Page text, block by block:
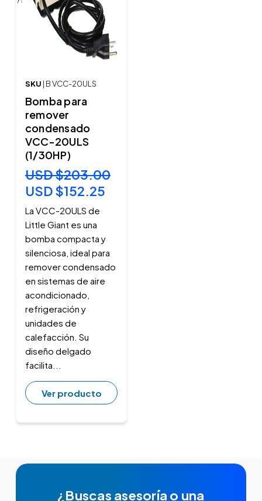
SKU | B VCC-20ULS
Bomba para
remover
condensado
VCC-20ULS
(1/30HP)
USD $203.00
USD $152.25
La VCC-20ULS de
Little Giant es una
bomba compacta y
silenciosa, ideal para
remover condensado
en sistemas de aire
acondicionado,
refrigeración y
unidades de
calefacción. Su
diseño delgado
facilita...
Ver producto
¿Buscas asesoría o una